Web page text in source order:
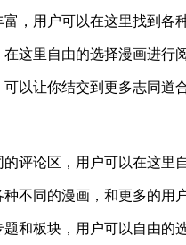
用户可以在这里找到各
这里自由的选择漫画进行
以让你结交到更多志同道
论区，用户可以在这里
不同的漫画，和更多的用
和板块，用户可以自由的